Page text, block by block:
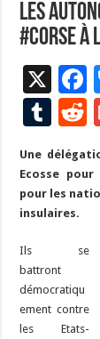
Les
#corse à
X
k
T
u
m
bl
r
e
Une
Ecosse pour
pour les
insulaires.
Ils se
battront
démocratiqu
ement contre
les Etats-